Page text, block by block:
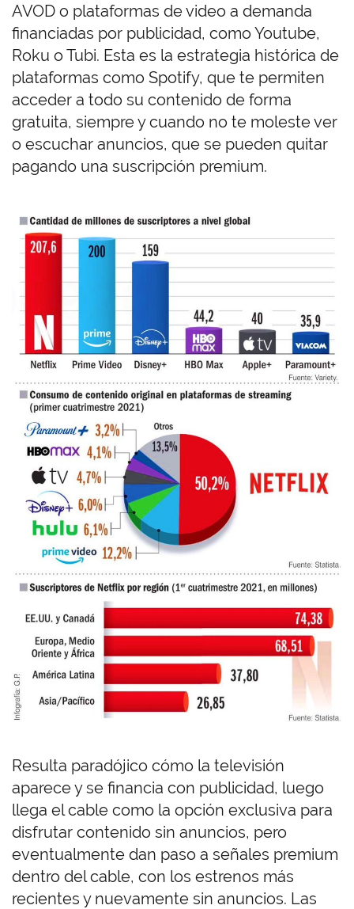
AVOD o plataformas de video a demanda
financiadas por publicidad, como Youtube,
Roku o Tubi. Esta es la estrategia histórica de
plataformas como Spotify, que te permiten
acceder a todo su contenido de forma
gratuita, siempre y cuando no te moleste ver
o escuchar anuncios, que se pueden quitar
pagando una suscripción premium.
Resulta paradójico cómo la televisión
aparece y se financia con publicidad, luego
llega el cable como la opción exclusiva para
disfrutar contenido sin anuncios, pero
eventualmente dan paso a señales premium
dentro del cable, con los estrenos más
recientes y nuevamente sin anuncios. Las